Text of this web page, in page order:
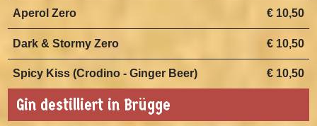
€ 10,50
Aperol Zero
€ 10,50
Dark & Stormy Zero
€ 10,50
Spicy Kiss (Crodino - Ginger Beer)
Gin destilliert in Brügge